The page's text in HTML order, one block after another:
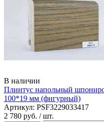
В наличии
Плинтус напольный
100*19 мм (фигурный)
Артикул: PSF3229033417
2 780 руб. / шт.